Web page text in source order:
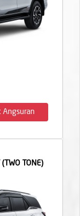
Angsuran
TONE)